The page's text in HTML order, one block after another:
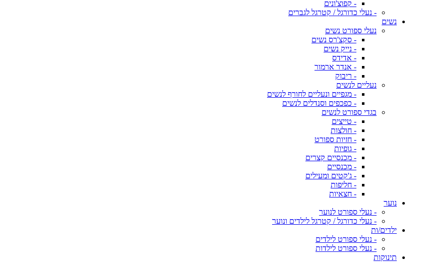
- קפוצ'ונים
- נעלי כדורגל / קטרגל לגברים
נשים
נעלי ספורט נשים
- סקצ'רס נשים
- נייק נשים
- אדידס
- אנדר ארמור
- ריבוק
נעליים לנשים
- מגפיים ונעליים לחורף לנשים
- כפכפים וסנדלים לנשים
בגדי ספורט לנשים
- טייצים
- חולצות
- חזיות ספורט
- גופיות
- מכנסיים קצרים
- מכנסיים
- ג'קטים ומעילים
- חליפות
- חצאיות
נוער
- נעלי ספורט לנוער
- נעלי כדורגל / קטרגל לילדים ונוער
ילדים/ות
- נעלי ספורט לילדים
- נעלי ספורט לילדות
תינוקות